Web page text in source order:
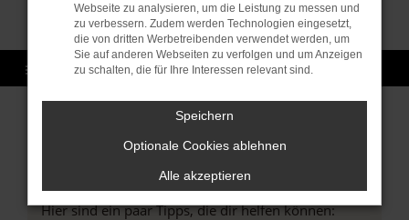
Fehler: Network Error
Beim Laden ist ein Fehler aufgetreten.
Hier sind ein paar Tipps, die dir helfen können:
Webseite zu analysieren, um die Leistung zu messen und
zu verbessern. Zudem werden Technologien eingesetzt,
die von dritten Werbetreibenden verwendet werden, um
Sie auf anderen Webseiten zu verfolgen und um Anzeigen
zu schalten, die für Ihre Interessen relevant sind.
Speichern
Optionale Cookies ablehnen
Alle akzeptieren